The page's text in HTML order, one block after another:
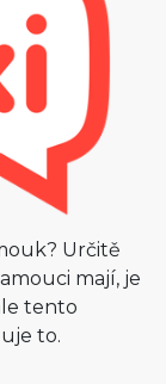
Určitě
mají, je
tento
to.